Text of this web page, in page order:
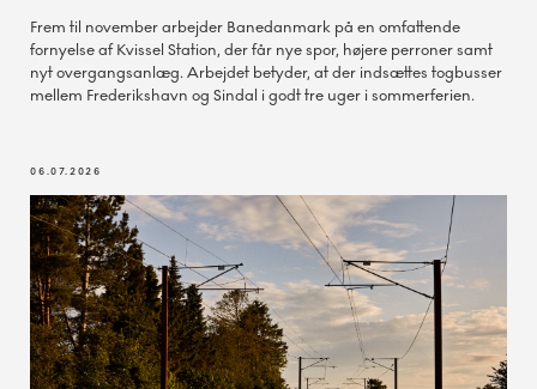
Frem til november arbejder Banedanmark på en omfattende
fornyelse af Kvissel Station, der får nye spor, højere perroner samt
nyt overgangsanlæg. Arbejdet betyder, at der indsættes togbusser
mellem Frederikshavn og Sindal i godt tre uger i sommerferien.
06.07.2026